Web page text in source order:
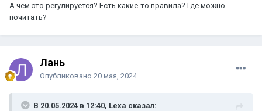
А чем это регулируется? Есть какие-то правила? Где можно
почитать?
Лань
Опубликовано 20 мая, 2024
В 20.05.2024 в 12:40, Lexa сказал: